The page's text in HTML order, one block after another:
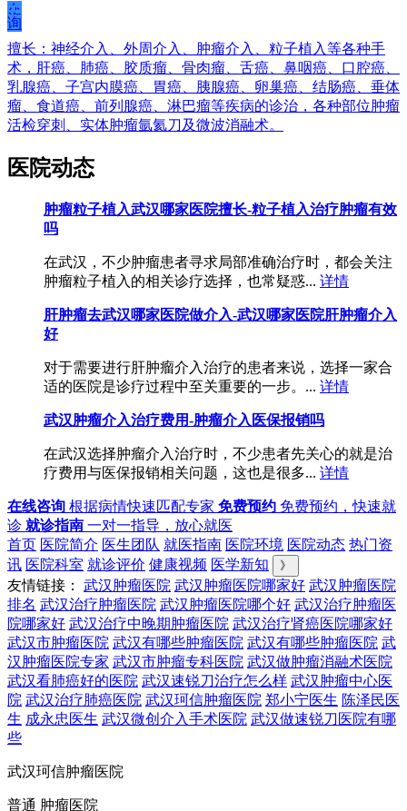
在
线
咨
询
擅长：神经介入、外周介入、肿瘤介入、粒子植入等各种手
术，肝癌、肺癌、胶质瘤、骨肉瘤、舌癌、鼻咽癌、口腔癌、
乳腺癌、子宫内膜癌、胃癌、胰腺癌、卵巢癌、结肠癌、垂体
瘤、食道癌、前列腺癌、淋巴瘤等疾病的诊治，各种部位肿瘤
活检穿刺、实体肿瘤氩氦刀及微波消融术。
医院动态
肿瘤粒子植入武汉哪家医院擅长-粒子植入治疗肿瘤有效
吗
在武汉，不少肿瘤患者寻求局部准确治疗时，都会关注
肿瘤粒子植入的相关诊疗选择，也常疑惑... 详情
肝肿瘤去武汉哪家医院做介入-武汉哪家医院肝肿瘤介入
好
对于需要进行肝肿瘤介入治疗的患者来说，选择一家合
适的医院是诊疗过程中至关重要的一步。... 详情
武汉肿瘤介入治疗费用-肿瘤介入医保报销吗
在武汉选择肿瘤介入治疗时，不少患者先关心的就是治
疗费用与医保报销相关问题，这也是很多... 详情
在线咨询 根据病情快速匹配专家 免费预约 免费预约，快速就
诊 就诊指南 一对一指导，放心就医
首页 医院简介 医生团队 就医指南 医院环境 医院动态 热门资
讯 医院科室 就诊评价 健康视频 医学新知 》
友情链接： 武汉肿瘤医院 武汉肿瘤医院哪家好 武汉肿瘤医院
排名 武汉治疗肿瘤医院 武汉肿瘤医院哪个好 武汉治疗肿瘤医
院哪家好 武汉治疗中晚期肿瘤医院 武汉治疗肾癌医院哪家好
武汉市肿瘤医院 武汉有哪些肿瘤医院 武汉有哪些肿瘤医院 武
汉肿瘤医院专家 武汉市肿瘤专科医院 武汉做肿瘤消融术医院
武汉看肺癌好的医院 武汉速锐刀治疗怎么样 武汉肿瘤中心医
院 武汉治疗肺癌医院 武汉珂信肿瘤医院 郑小宁医生 陈泽民医
生 成永忠医生 武汉微创介入手术医院 武汉做速锐刀医院有哪
些
武汉珂信肿瘤医院
普通 肿瘤医院